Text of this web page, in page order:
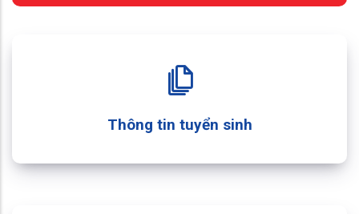
Thông tin tuyển sinh